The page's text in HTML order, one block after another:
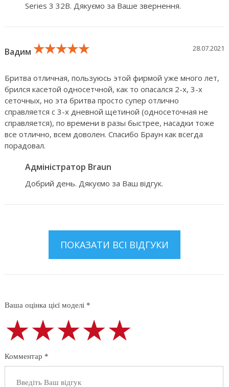
Series 3 32B. Дякуємо за Ваше звернення.
Вадим ★★★★★
★★★★★
★★★★★ 28.07.2021
Бритва отличная, пользуюсь этой фирмой уже много лет,
брился касетой односетчной, как то опасался 2-х, 3-х
сеточных, но эта бритва просто супер отлично
справляется с 3-х дневной щетиной (односеточная не
справляется), по времени в разы быстрее, насадки тоже
все отлично, всем доволен. Спасибо Браун как всегда
порадовал.
Адміністратор Braun
Добрий день. Дякуємо за Ваш відгук.
ПОКАЗАТИ ВСІ ВІДГУКИ
Ваша оцінка цієї моделі *
★★★★★
★★★★★
★★★★★
Комментар *